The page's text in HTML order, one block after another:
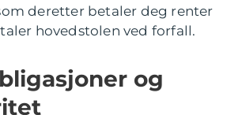
deretter betaler deg renter
hovedstolen ved forfall.
og